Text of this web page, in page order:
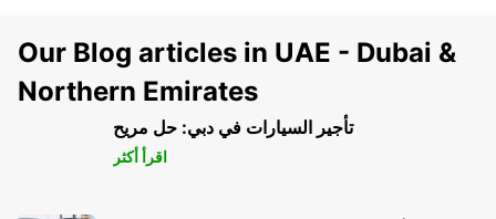
Our Blog articles in UAE - Dubai &
Northern Emirates
تأجير السيارات في دبي: حل مريح
اقرأ أكثر